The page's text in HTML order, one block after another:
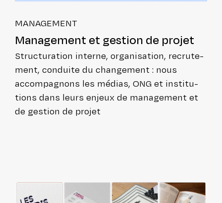
MANA­GE­MENT
Mana­ge­ment et gestion de projet
Struc­tu­ra­tion interne, orga­ni­sa­tion, recru­te­
ment, conduite du chan­ge­ment : nous
accom­pa­gnons les médias, ONG et ins­ti­tu­
tions dans leurs enjeux de mana­ge­ment et
de gestion de projet